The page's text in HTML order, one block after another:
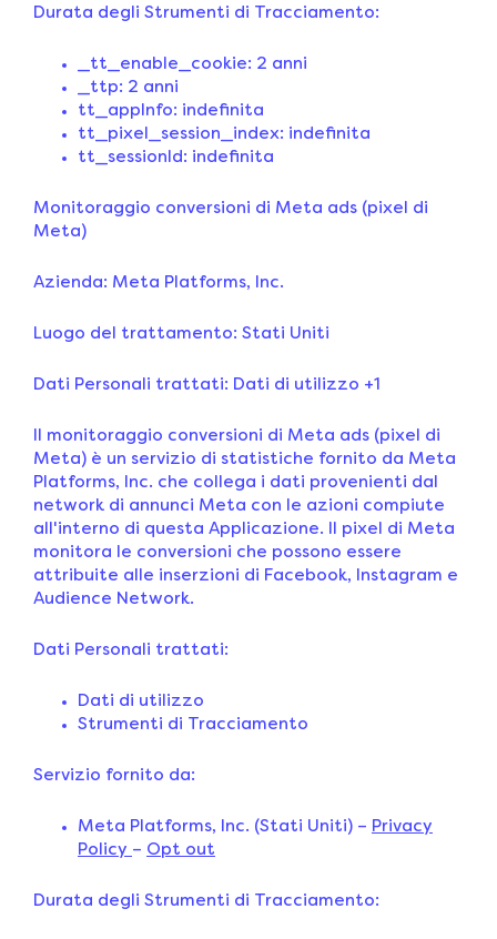
Durata degli Strumenti di Tracciamento:
_tt_enable_cookie: 2 anni
_ttp: 2 anni
tt_appInfo: indefinita
tt_pixel_session_index: indefinita
tt_sessionId: indefinita
Monitoraggio conversioni di Meta ads (pixel di
Meta)
Azienda: Meta Platforms, Inc.
Luogo del trattamento: Stati Uniti
Dati Personali trattati: Dati di utilizzo +1
Il monitoraggio conversioni di Meta ads (pixel di
Meta) è un servizio di statistiche fornito da Meta
Platforms, Inc. che collega i dati provenienti dal
network di annunci Meta con le azioni compiute
all'interno di questa Applicazione. Il pixel di Meta
monitora le conversioni che possono essere
attribuite alle inserzioni di Facebook, Instagram e
Audience Network.
Dati Personali trattati:
Dati di utilizzo
Strumenti di Tracciamento
Servizio fornito da:
Meta Platforms, Inc. (Stati Uniti) – Privacy
Policy – Opt out
Durata degli Strumenti di Tracciamento: